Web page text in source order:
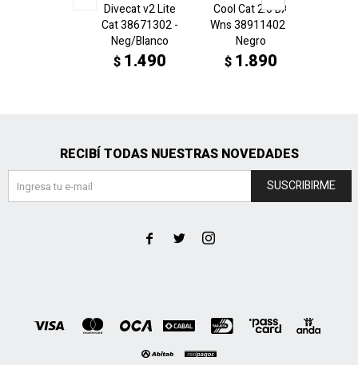
Divecat v2 Lite
Cat 38671302 -
Neg/Blanco
$ 1.490
Cool Cat 2.0 BX
Wns 38911402 -
Negro
$ 1.890
RECIBÍ TODAS NUESTRAS NOVEDADES
SUSCRIBIRME
  